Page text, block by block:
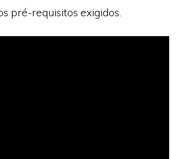
pré-requisitos exigidos.